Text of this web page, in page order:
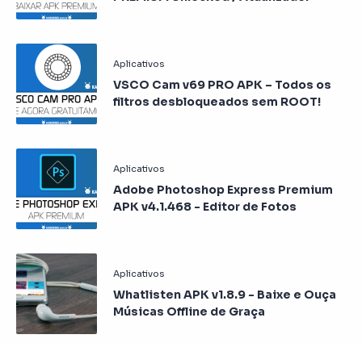
VSCO Cam v69 PRO APK – Todos os
filtros desbloqueados sem ROOT!
Adobe Photoshop Express Premium
APK v4.1.468 - Editor de Fotos
Whatlisten APK v1.8.9 - Baixe e Ouça
Músicas Offline de Graça